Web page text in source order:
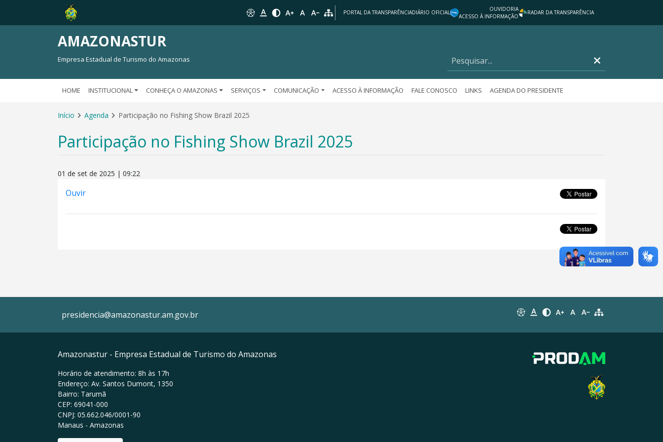
PORTAL DA TRANSPARÊNCIADIÁRIO OFICIAL
OUVIDORIA
ACESSO À INFORMAÇÃO
RADAR DA TRANSPARÊNCIA
AMAZONASTUR
Empresa Estadual de Turismo do Amazonas
HOME INSTITUCIONAL CONHEÇA O AMAZONAS SERVIÇOS COMUNICAÇÃO ACESSO À INFORMAÇÃO FALE CONOSCO LINKS AGENDA DO PRESIDENTE
Início Agenda Participação no Fishing Show Brazil 2025
Participação no Fishing Show Brazil 2025
01 de set de 2025 | 09:22
Ouvir
presidencia@amazonastur.am.gov.br
Amazonastur - Empresa Estadual de Turismo do Amazonas
Horário de atendimento: 8h às 17h
Endereço: Av. Santos Dumont, 1350
Bairro: Tarumã
CEP: 69041-000
CNPJ: 05.662.046/0001-90
Manaus - Amazonas